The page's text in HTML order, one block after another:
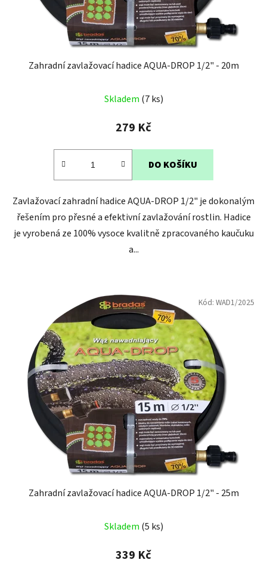
Zahradní zavlažovací hadice AQUA-DROP 1/2" - 20m
hodnocení
produktu
4,2
hvězdiček.
Skladem (7 ks)
279 Kč
DO KOŠÍKU
Zavlažovací zahradní hadice AQUA-DROP 1/2" je dokonalým
řešením pro přesné a efektivní zavlažování rostlin. Hadice
je vyrobená ze 100% vysoce kvalitně zpracovaného kaučuku
a...
Zahradní zavlažovací hadice AQUA-DROP 1/2" - 25m
hodnocení
produktu
Skladem (5 ks)
339 Kč
Kód: WAD1/2025